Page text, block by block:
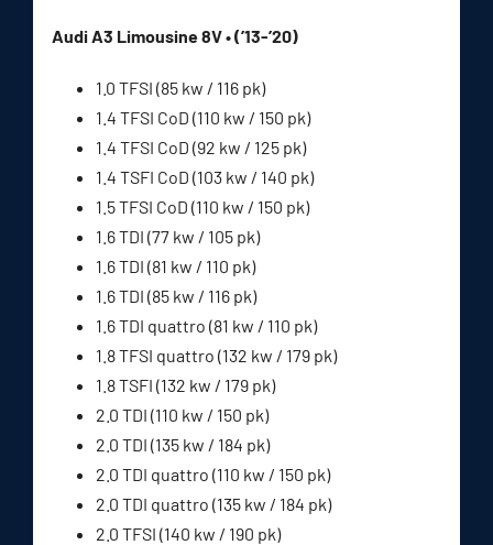
Audi A3 Limousine 8V • (’13-’20)
1.0 TFSI (85 kw / 116 pk)
1.4 TFSI CoD (110 kw / 150 pk)
1.4 TFSI CoD (92 kw / 125 pk)
1.4 TSFI CoD (103 kw / 140 pk)
1.5 TFSI CoD (110 kw / 150 pk)
1.6 TDI (77 kw / 105 pk)
1.6 TDI (81 kw / 110 pk)
1.6 TDI (85 kw / 116 pk)
1.6 TDI quattro (81 kw / 110 pk)
1.8 TFSI quattro (132 kw / 179 pk)
1.8 TSFI (132 kw / 179 pk)
2.0 TDI (110 kw / 150 pk)
2.0 TDI (135 kw / 184 pk)
2.0 TDI quattro (110 kw / 150 pk)
2.0 TDI quattro (135 kw / 184 pk)
2.0 TFSI (140 kw / 190 pk)